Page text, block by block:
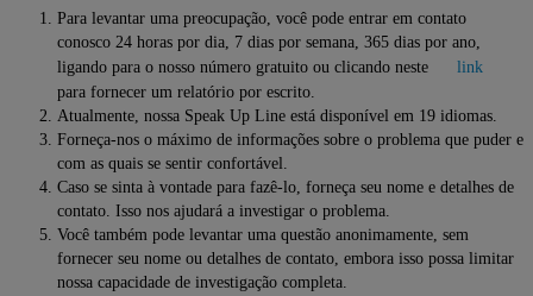
Para levantar uma preocupação, você pode entrar em contato
conosco 24 horas por dia, 7 dias por semana, 365 dias por ano,
ligando para o nosso número gratuito ou clicando neste
link
para fornecer um relatório por escrito.
Atualmente, nossa Speak Up Line está disponível em 19 idiomas.
Forneça-nos o máximo de informações sobre o problema que puder e
com as quais se sentir confortável.
Caso se sinta à vontade para fazê-lo, forneça seu nome e detalhes de
contato. Isso nos ajudará a investigar o problema.
Você também pode levantar uma questão anonimamente, sem
fornecer seu nome ou detalhes de contato, embora isso possa limitar
nossa capacidade de investigação completa.